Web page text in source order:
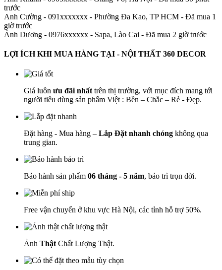
trước
Anh Cường - 091xxxxxxx - Phường Đa Kao, TP HCM - Đã mua 1
giờ trước
Ánh Dương - 0976xxxxxx - Sapa, Lào Cai - Đã mua 2 giờ trước
LỢI ÍCH KHI MUA HÀNG TẠI - NỘI THẤT 360 DECOR
Giá luôn ưu đãi nhất trên thị trường, với mục đích mang tới
người tiêu dùng sản phẩm Việt : Bền – Chắc – Rẻ - Đẹp.
Đặt hàng - Mua hàng – Lắp Đặt nhanh chóng không qua
trung gian.
Bảo hành sản phẩm 06 tháng - 5 năm, bảo trì trọn đời.
Free vận chuyển ở khu vực Hà Nội, các tỉnh hỗ trợ 50%.
Ảnh Thật Chất Lượng Thật.